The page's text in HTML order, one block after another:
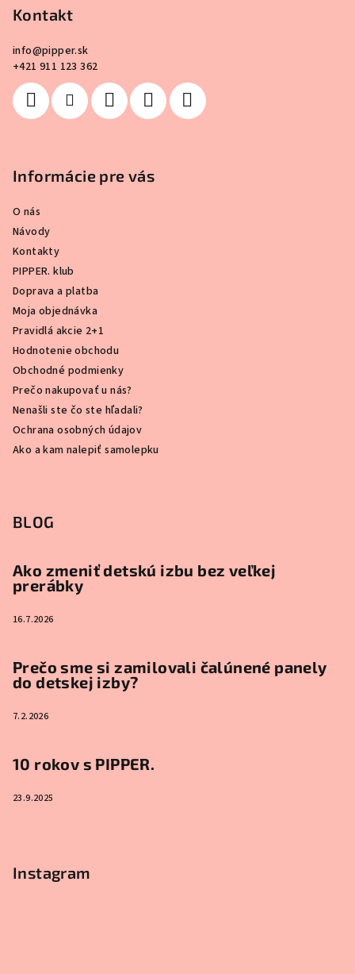
Kontakt
info@pipper.sk
+421 911 123 362
Informácie pre vás
O nás
Návody
Kontakty
PIPPER. klub
Doprava a platba
Moja objednávka
Pravidlá akcie 2+1
Hodnotenie obchodu
Obchodné podmienky
Prečo nakupovať u nás?
Nenašli ste čo ste hľadali?
Ochrana osobných údajov
Ako a kam nalepiť samolepku
BLOG
Ako zmeniť detskú izbu bez veľkej
prerábky
16.7.2026
Prečo sme si zamilovali čalúnené panely
do detskej izby?
7.2.2026
10 rokov s PIPPER.
23.9.2025
Instagram